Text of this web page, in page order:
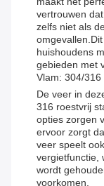
vertrouwen
zelfs niet als
huishoudens
gebieden met
Vlam: 304/316
De veer in
316 roestvrij
opties zorgen
ervoor zorgt
veer speelt
vergietfunctie,
wordt
voorkomen.